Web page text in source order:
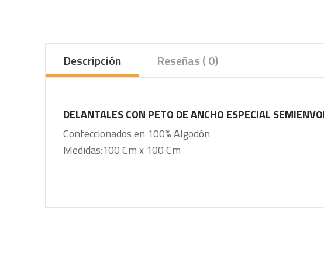
Descripción Reseñas ( 0)
DELANTALES CON PETO DE ANCHO ESPECIAL
Confeccionados en 100% Algodón
Medidas:100 Cm x 100 Cm